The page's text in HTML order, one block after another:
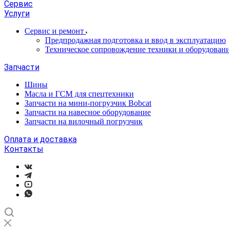
Сервис
Услуги
Сервис и ремонт
Предпродажная подготовка и ввод в эксплуатацию
Техническое сопровождение техники и
Запчасти
Шины
Масла и ГСМ для спецтехники
Запчасти на мини-погрузчик Bobcat
Запчасти на навесное оборудование
Запчасти на вилочный погрузчик
Оплата и доставка
Контакты